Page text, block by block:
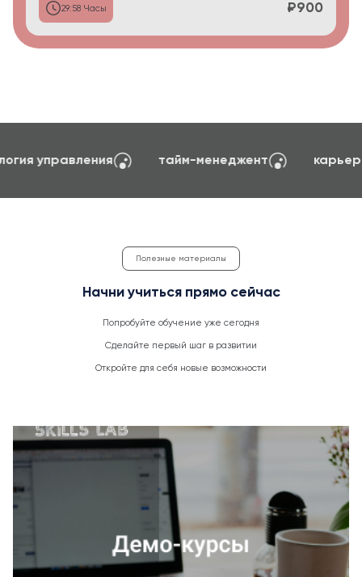
29:58 Часы ₽900
сайтов на TILDA психология управления
Полезные материалы
Начни учиться прямо сейчас
Попробуйте обучение уже сегодня
Сделайте первый шаг в развитии
Откройте для себя новые возможности